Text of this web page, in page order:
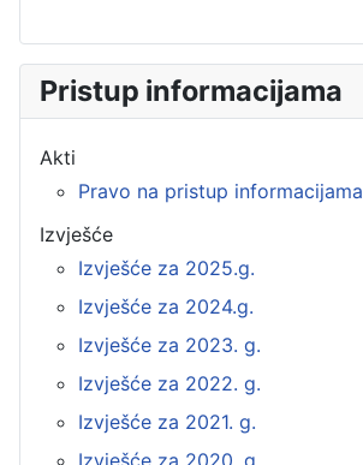
Pristup informacijama
Akti
Pravo na pristup informacijama
Izvješće
Izvješće za 2025.g.
Izvješće za 2024.g.
Izvješće za 2023. g.
Izvješće za 2022. g.
Izvješće za 2021. g.